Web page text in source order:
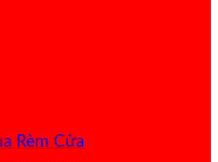
Rèm Cửa